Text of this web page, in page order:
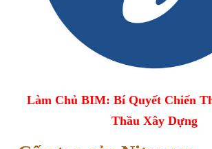
Làm Chủ BIM: Bí Quyết Chiến
Thầu Xây Dựng